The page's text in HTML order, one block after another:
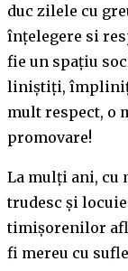
duc zilele cu
înțelegere si
fie un spațiu
liniștiți,
mult respect, o
promovare!
La mulți ani, cu
trudesc și
timișorenilor
fi mereu cu